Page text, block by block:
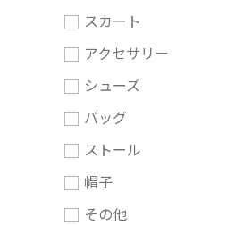
スカート
アクセサリー
シューズ
バッグ
ストール
帽子
その他